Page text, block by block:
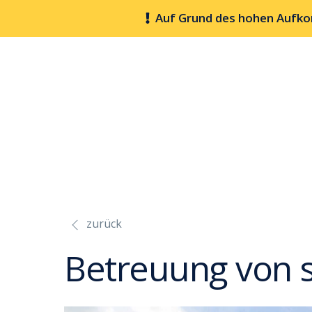
Auf Grund des hohen
zurück
Betreuung von